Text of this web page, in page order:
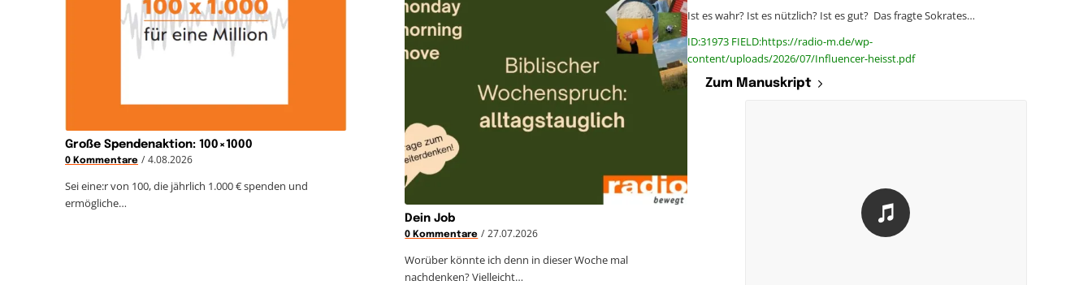
Große Spendenaktion: 100×1000
0 Kommentare / 4.08.2026
Sei eine:r von 100, die jährlich 1.000 € spenden und
ermögliche…
Dein Job
0 Kommentare / 27.07.2026
Worüber könnte ich denn in dieser Woche mal
nachdenken? Vielleicht…
Ist es wahr? Ist es nützlich? Ist es gut? Das fragte Sokrates…
ID:31973 FIELD:https://radio-m.de/wp-
content/uploads/2026/07/Influencer-heisst.pdf
Zum Manuskript